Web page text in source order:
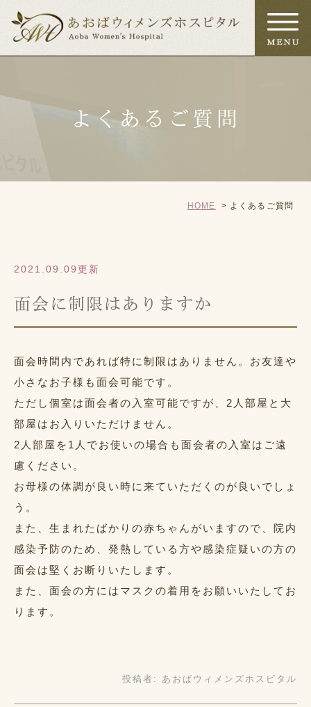
よくあるご質問
HOME よくあるご質問
2021.09.09更新
面会に制限はありますか
面会時間内であれば特に制限はありません。お友達や
小さなお子様も面会可能です。
ただし個室は面会者の入室可能ですが、2人部屋と大
部屋はお入りいただけません。
2人部屋を1人でお使いの場合も面会者の入室はご遠
慮ください。
お母様の体調が良い時に来ていただくのが良いでしょ
う。
また、生まれたばかりの赤ちゃんがいますので、院内
感染予防のため、発熱している方や感染症疑いの方の
面会は堅くお断りいたします。
また、面会の方にはマスクの着用をお願いいたしてお
ります。
投稿者: あおばウィメンズホスピタル